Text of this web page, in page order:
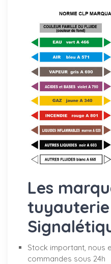
Les
Stock important, nous
commandes sous 24h